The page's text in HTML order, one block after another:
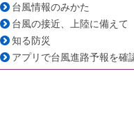
台風情報のみかた
台風の接近、上陸に備えて
知る防災
アプリで台風進路予報を確